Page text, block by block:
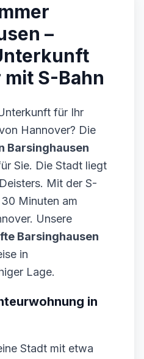
–
S-Bahn
für Ihr
Hannover? Die
Barsinghausen
Sie. Die Stadt liegt
Mit der S-
30 Minuten am
Unsere
Barsinghausen
in
Lage.
in
Stadt mit etwa